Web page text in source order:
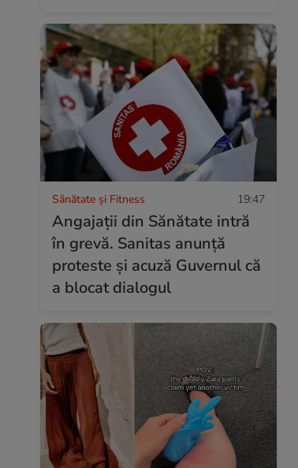
Sănătate și Fitness 19:47
Angajații din Sănătate intră
în grevă. Sanitas anunță
proteste și acuză Guvernul că
a blocat dialogul